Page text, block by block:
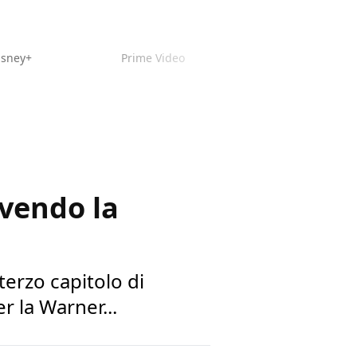
Prime Video
la
capitolo di
la Warner...